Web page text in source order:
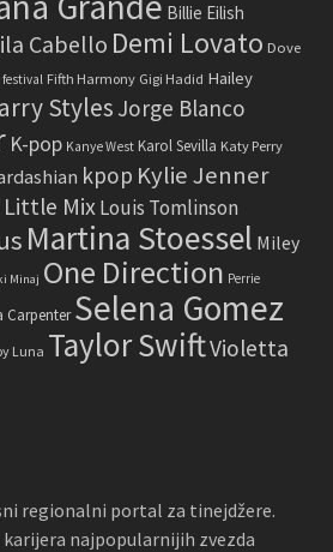
Billie Eilish
Cabello Demi Lovato Dove
festival Fifth Harmony Gigi Hadid Hailey
Styles Jorge Blanco
K-pop Kanye West Karol Sevilla Katy Perry
kpop Kylie Jenner
Little Mix Louis Tomlinson
Martina Stoessel Miley
Minaj One Direction Perrie
Carpenter Selena Gomez
Luna Taylor SwiftVioletta
regionalni portal za tinejdžere.
najpopularnijih zvezda